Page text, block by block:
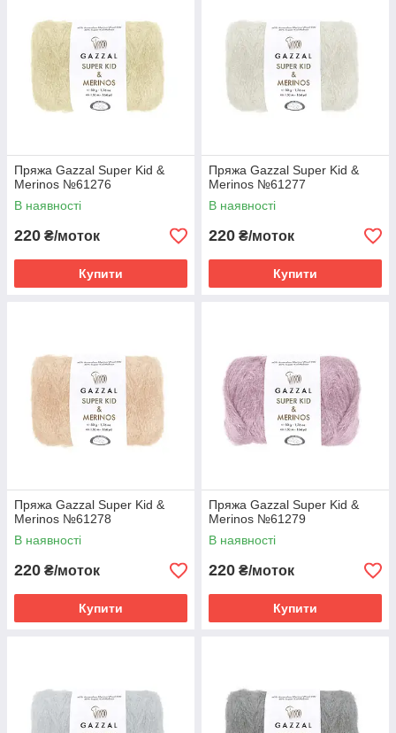
Пряжа Gazzal Super Kid &
Merinos №61276
В наявності
220 ₴/моток
Купити
Пряжа Gazzal Super Kid &
Merinos №61277
В наявності
220 ₴/моток
Купити
Пряжа Gazzal Super Kid &
Merinos №61278
В наявності
220 ₴/моток
Купити
Пряжа Gazzal Super Kid &
Merinos №61279
В наявності
220 ₴/моток
Купити